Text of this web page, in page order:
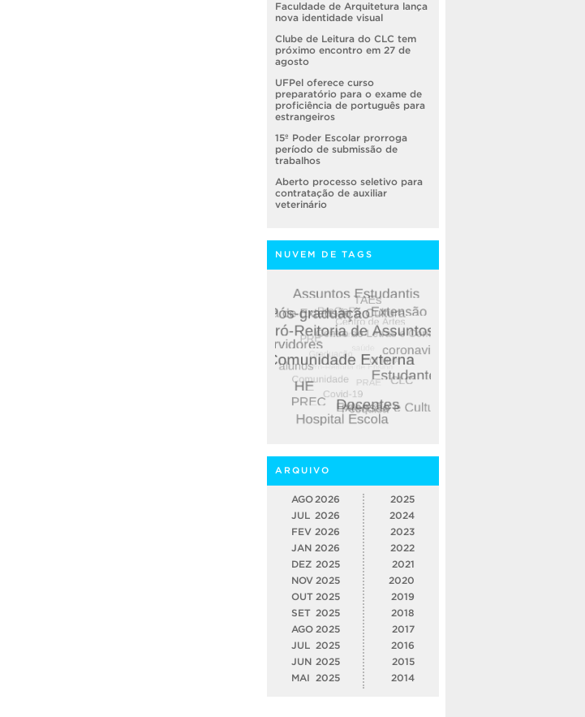
Faculdade de Arquitetura lança
nova identidade visual
Clube de Leitura do CLC tem
próximo encontro em 27 de
agosto
UFPel oferece curso
preparatório para o exame de
proficiência de português para
estrangeiros
15º Poder Escolar prorroga
período de submissão de
trabalhos
Aberto processo seletivo para
contratação de auxiliar
veterinário
NUVEM DE TAGS
ARQUIVO
AGO 2026
JUL 2026
FEV 2026
JAN 2026
DEZ 2025
NOV 2025
OUT 2025
SET 2025
AGO 2025
JUL
2025
JUN 2025
MAI
2025
2025
2024
2023
2022
2021
2020
2019
2018
2017
2016
2015
2014